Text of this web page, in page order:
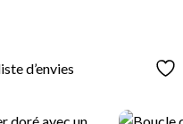
d’envies